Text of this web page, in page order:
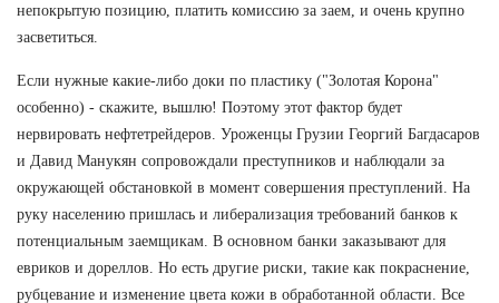
непокрытую позицию, платить комиссию за заем, и очень крупно
засветиться.
Если нужные какие-либо доки по пластику ("Золотая Корона"
особенно) - скажите, вышлю! Поэтому этот фактор будет
нервировать нефтетрейдеров. Уроженцы Грузии Георгий Багдасаров
и Давид Манукян сопровождали преступников и наблюдали за
окружающей обстановкой в момент совершения преступлений. На
руку населению пришлась и либерализация требований банков к
потенциальным заемщикам. В основном банки заказывают для
евриков и дореллов. Но есть другие риски, такие как покраснение,
рубцевание и изменение цвета кожи в обработанной области. Все